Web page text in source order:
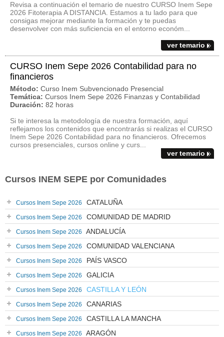
Revisa a continuación el temario de nuestro CURSO Inem Sepe
2026 Fitoterapia A DISTANCIA. Estamos a tu lado para que
consigas mejorar mediante la formación y te puedas
desenvolver con más suficiencia en el entorno económ...
ver temario
CURSO Inem Sepe 2026 Contabilidad para no
financieros
Método: Curso Inem Subvencionado Presencial
Temática: Cursos Inem Sepe 2026 Finanzas y Contabilidad
Duración: 82 horas
Si te interesa la metodología de nuestra formación, aquí
reflejamos los contenidos que encontrarás si realizas el CURSO
Inem Sepe 2026 Contabilidad para no financieros. Ofrecemos
cursos presenciales, cursos online y curs...
ver temario
Cursos INEM SEPE por Comunidades
Cursos Inem Sepe 2026 CATALUÑA
Cursos Inem Sepe 2026 COMUNIDAD DE MADRID
Cursos Inem Sepe 2026 ANDALUCÍA
Cursos Inem Sepe 2026 COMUNIDAD VALENCIANA
Cursos Inem Sepe 2026 PAÍS VASCO
Cursos Inem Sepe 2026 GALICIA
Cursos Inem Sepe 2026 CASTILLA Y LEÓN
Cursos Inem Sepe 2026 CANARIAS
Cursos Inem Sepe 2026 CASTILLA LA MANCHA
Cursos Inem Sepe 2026 ARAGÓN